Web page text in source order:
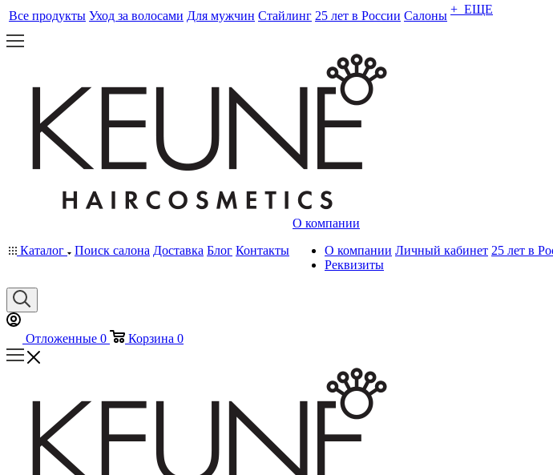
Все продукты Уход за волосами Для мужчин Стайлинг 25 лет в России Салоны + ЕЩЕ
Каталог Поиск салона Доставка Блог Контакты
О компании
О компании
Реквизиты
Личный кабинет 25 лет в
Отложенные 0 Корзина 0